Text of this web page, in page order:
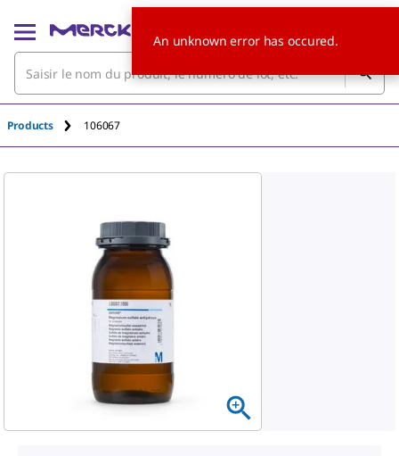
Products 106067
An unknown error has occured.